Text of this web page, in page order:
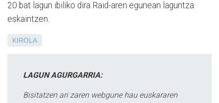
20 bat lagun ibiliko dira Raid-aren egunean laguntza
eskaintzen.
KIROLA
LAGUN AGURGARRIA:
Bisitatzen ari zaren webgune hau euskararen